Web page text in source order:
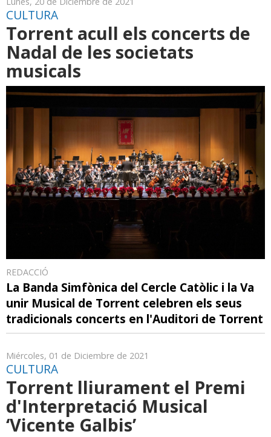
CULTURA
Torrent acull els concerts de
Nadal de les societats
musicals
REDACCIÓ
La Banda Simfònica del Cercle Catòlic i la Va
unir Musical de Torrent celebren els seus
tradicionals concerts en l'Auditori de Torrent
Miércoles, 01 de Diciembre de 2021
CULTURA
Torrent lliurament el Premi
d'Interpretació Musical
‘Vicente Galbis’